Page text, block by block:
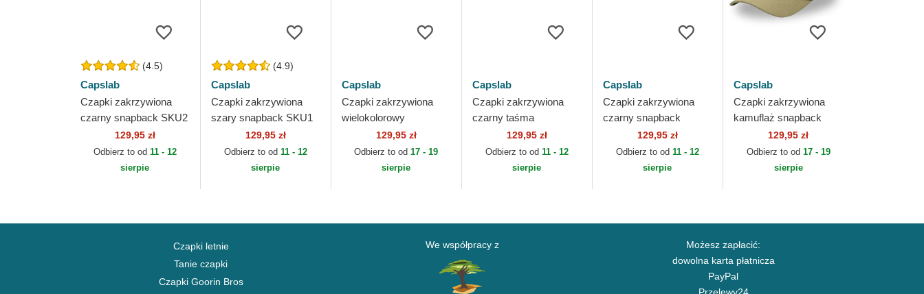
(4.5)
Capslab
Czapki zakrzywiona
czarny snapback SKU2
Piraci Słomkowego
Kapelusza One Piece
129,95 zł
Odbierz to od 11 - 12
sierpie
(4.9)
Capslab
Czapki zakrzywiona
szary snapback SKU1
Piraci Słomkowego
Kapelusza One Piece
129,95 zł
Odbierz to od 11 - 12
sierpie
Capslab
Czapki zakrzywiona
wielokolorowy
snapback STRA CT
Piraci Słomkowego
Kapelusza One Piece
129,95 zł
Odbierz to od17 - 19
sierpie
Capslab
Czapki zakrzywiona
czarny taśma
regulowana OP6 PIR
Piraci Słomkowego
Kapelusza One Piece
129,95 zł
Odbierz to od 11 - 12
sierpie
Capslab
Czapki zakrzywiona
czarny snapback
MON1 Monkey D. Luffy
One Piece Capslab
129,95 zł
Odbierz to od 11 - 12
sierpie
Capslab
Czapki zakrzywiona
kamuflaż snapback
OP5 CAM Roronoa
Zoro One Piece
129,95 zł
Odbierz to od 17 - 19
sierpie
Czapki letnie
Tanie czapki
Czapki Goorin Bros
We współpracy z
Możesz zapłacić:
dowolna karta płatnicza
PayPal